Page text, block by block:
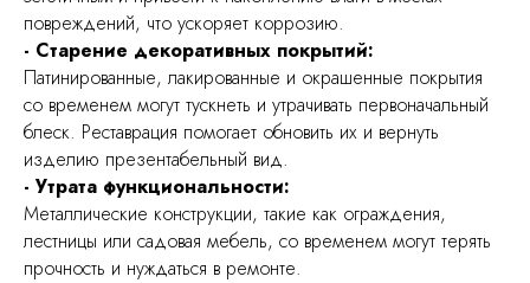
повреждений, что ускоряет коррозию.
- Старение декоративных покрытий:
Патинированные, лакированные и окрашенные покрытия
со временем могут тускнеть и утрачивать первоначальный
блеск. Реставрация помогает обновить их и вернуть
изделию презентабельный вид.
- Утрата функциональности:
Металлические конструкции, такие как ограждения,
лестницы или садовая мебель, со временем могут терять
прочность и нуждаться в ремонте.